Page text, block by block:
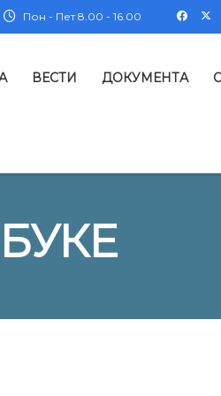
Пон - Пет 8.00 - 16.00
ВЕСТИ ДОКУМЕНТА